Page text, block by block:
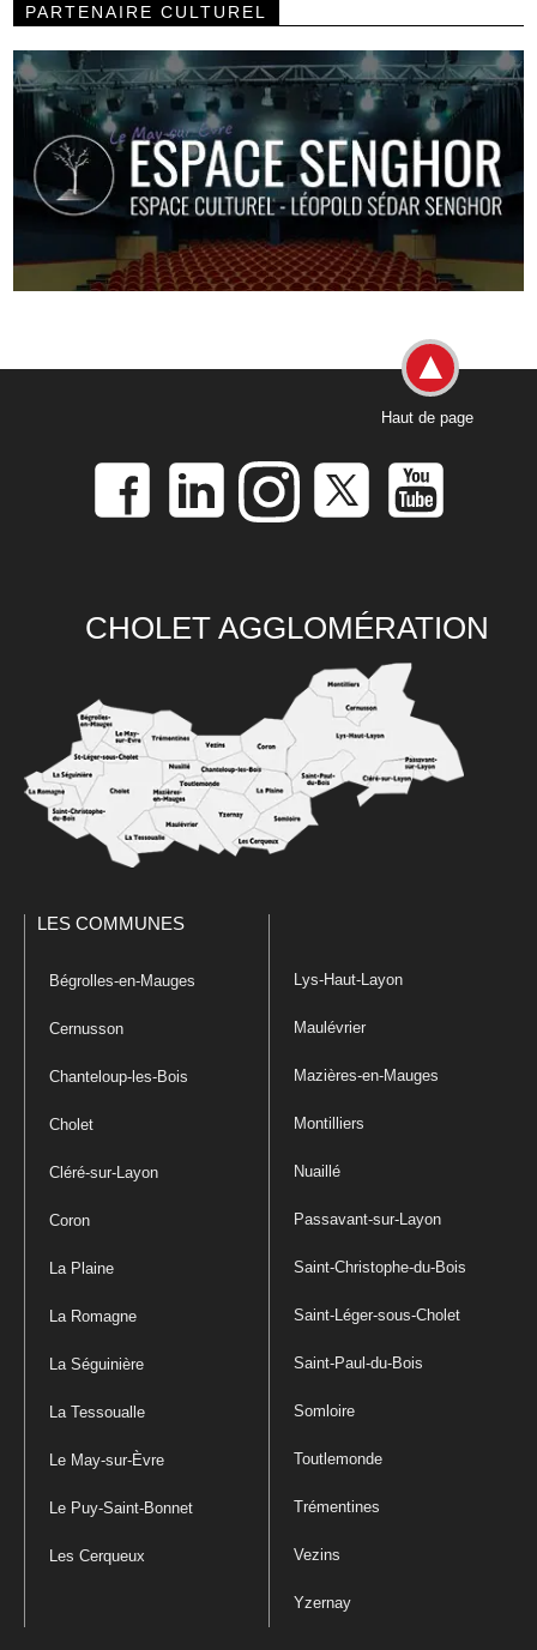
PARTENAIRE CULTUREL
Haut de page
CHOLET AGGLOMÉRATION
LES COMMUNES
Bégrolles-en-Mauges
Cernusson
Chanteloup-les-Bois
Cholet
Cléré-sur-Layon
Coron
La Plaine
La Romagne
La Séguinière
La Tessoualle
Le May-sur-Èvre
Le Puy-Saint-Bonnet
Les Cerqueux
Lys-Haut-Layon
Maulévrier
Mazières-en-Mauges
Montilliers
Nuaillé
Passavant-sur-Layon
Saint-Christophe-du-Bois
Saint-Léger-sous-Cholet
Saint-Paul-du-Bois
Somloire
Toutlemonde
Trémentines
Vezins
Yzernay